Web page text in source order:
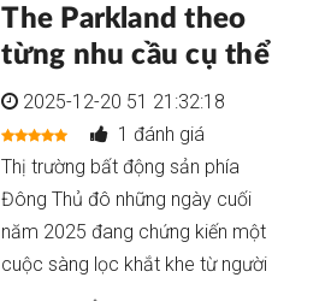
The Parkland theo
từng nhu cầu cụ thể
2025-12-20 51 21:32:18
1 đánh giá
Thị trường bất động sản phía
Đông Thủ đô những ngày cuối
năm 2025 đang chứng kiến một
cuộc sàng lọc khắt khe từ người